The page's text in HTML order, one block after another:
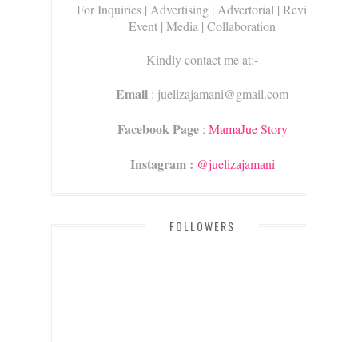
For Inquiries | Advertising | Advertorial | Review |
Event | Media | Collaboration
Kindly contact me at:-
Email : juelizajamani@gmail.com
Facebook Page: MamaJue Story
Instagram : @juelizajamani
FOLLOWERS